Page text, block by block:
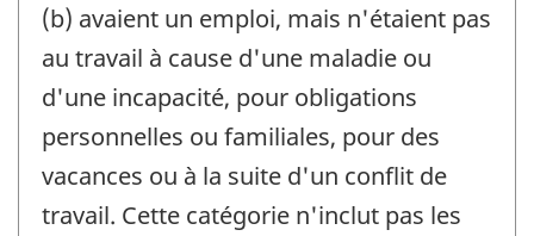
(b) avaient un emploi, mais n'étaient pas
au travail à cause d'une maladie ou
d'une incapacité, pour obligations
personnelles ou familiales, pour des
vacances ou à la suite d'un conflit de
travail. Cette catégorie n'inclut pas les